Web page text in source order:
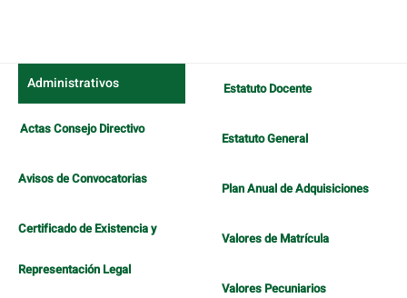
Administrativos
Actas Consejo Directivo
Avisos de Convocatorias
Certificado de Existencia y
Representación Legal
Estatuto Docente
Estatuto General
Plan Anual de Adquisiciones
Valores de Matrícula
Valores Pecuniarios